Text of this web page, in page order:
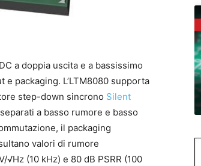
a doppia uscita e a bassissimo
packaging. L’LTM8080 supporta
step-down sincrono Silent
a basso rumore e basso
il packaging
valori di rumore
√Hz (10 kHz) e 80 dB PSRR (100